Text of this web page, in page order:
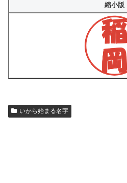
縮小版
いから始まる名字